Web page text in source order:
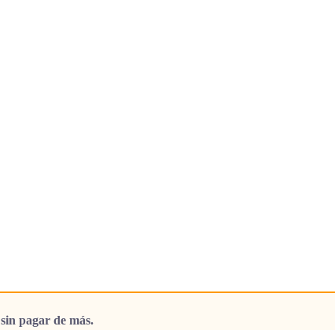
pagar de más.